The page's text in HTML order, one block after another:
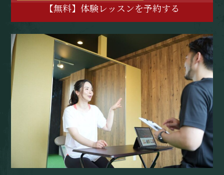
【無料】体験レッスンを予約する